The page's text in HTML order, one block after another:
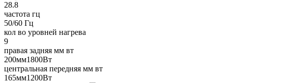
28.8
частота гц
50/60 Гц
кол во уровней нагрева
9
правая задняя мм вт
200мм1800Вт
центральная передняя мм вт
165мм1200Вт